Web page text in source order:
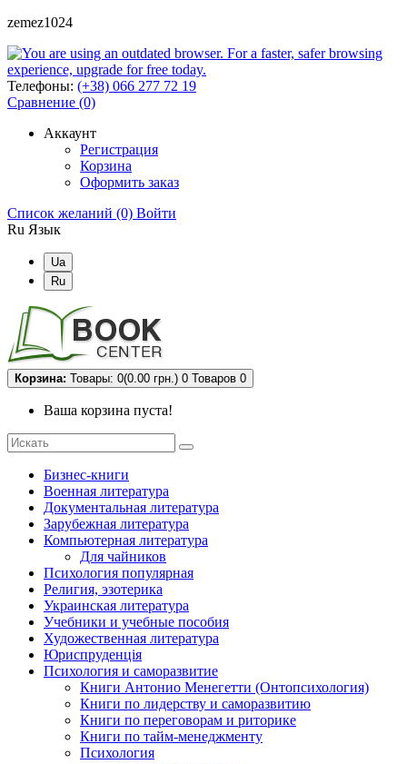
zemez1024
Телефоны: (+38) 066 277 72 19
Сравнение (0)
Аккаунт
Регистрация
Корзина
Оформить заказ
Список желаний (0) Войти
Ru Язык
Ua
Ru
Корзина: Товары: 0(0.00 грн.) 0 Товаров 0
Ваша корзина пуста!
Бизнес-книги
Военная литература
Документальная литература
Зарубежная литература
Компьютерная литература
Для чайников
Психология популярная
Религия, эзотерика
Украинская литература
Учебники и учебные пособия
Художественная литература
Юриспруденція
Психология и саморазвитие
Книги Антонио Менегетти (Онтопсихология)
Книги по лидерству и саморазвитию
Книги по переговорам и риторике
Книги по тайм-менеджменту
Психология